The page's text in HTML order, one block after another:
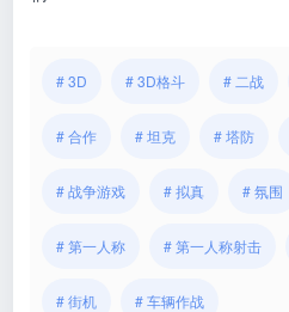
# 3D # 3D格斗 # 二战
# 合作 # 坦克 # 塔防
# 战争游戏 # 拟真 # 氛围
# 第一人称 # 第一人称射击
# 街机 # 车辆作战